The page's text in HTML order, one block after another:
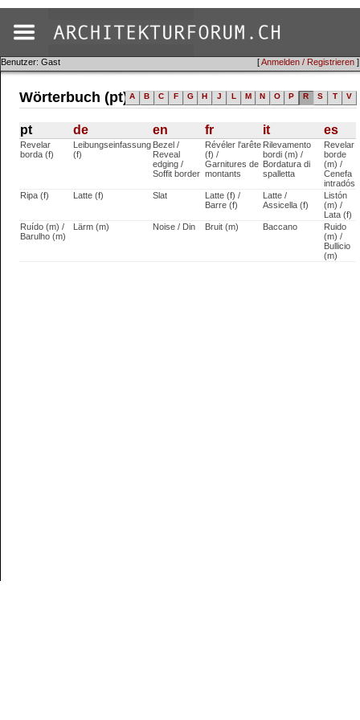
[Anmelden / Registrieren ]
Benutzer: Gast
Wörterbuch (pt) A B C F G H J L M N O P R S T V
pt de en fr it es
Revelar
borda (f)
Leibungseinfassung
(f)
Bezel /
Reveal
edging /
Soffit border
Révéler l'arête
(f) /
Garnitures de
montants
Rilevamento
bordi (m) /
Bordatura di
spalletta
Revelar
borde
(m) /
Cenefa
intradós
Ripa (f)
Latte (f) Slat
Latte (f) /
Barre (f)
Latte /
Assicella (f)
Listón
(m) /
Lata (f)
Ruído (m) /
Barulho (m)
Lärm (m) Noise / Din Bruit (m) Baccano
Ruido
(m) /
Bullicio
(m)